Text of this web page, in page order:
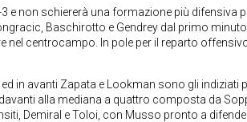
e non schiererà una formazione più difensiva
Baschirotto e Gendrey dal primo
nel centrocampo. In pole per il reparto
in avanti Zapata e Lookman sono gli indiziati
alla mediana a quattro composta da
Demiral e Toloi, con Musso pronto a